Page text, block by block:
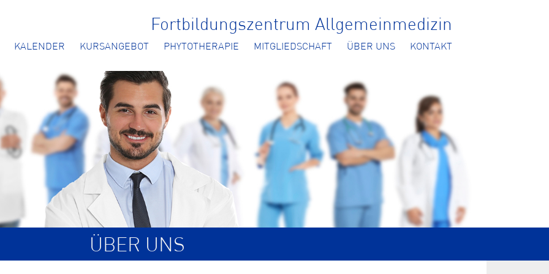
Fortbildungszentrum Allgemeinmedizin
KALENDER KURSANGEBOT PHYTOTHERAPIE MITGLIEDSCHAFT ÜBER UNS KONTAKT
ÜBER UNS